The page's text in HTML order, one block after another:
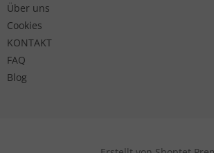
Über uns
Cookies
KONTAKT
FAQ
Blog